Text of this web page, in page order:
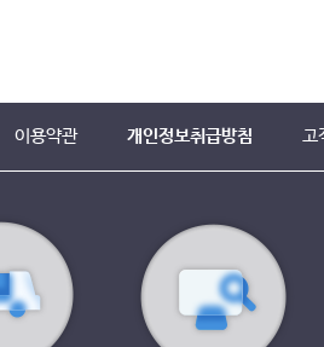
이용약관 개인정보취급방침 고